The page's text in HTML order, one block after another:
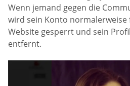
Wenn jemand gegen die
wird sein Konto
Website gesperrt und sein
entfernt.